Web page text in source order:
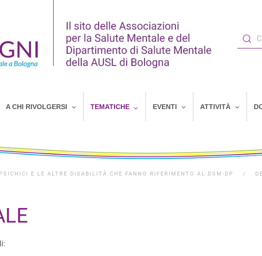
A CHI RIVOLGERSI TEMATICHE EVENTI ATTIVITÀ
E LE ALTRE DISABILITÀ CHE FANNO RIFERIMENTO AL DSM-DP